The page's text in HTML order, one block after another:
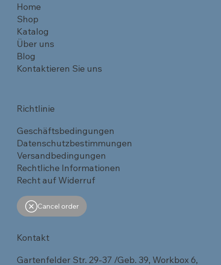
Home
Shop
Katalog
Über uns
Blog
Kontaktieren Sie uns
Richtlinie
Geschäftsbedingungen
Datenschutzbestimmungen
Versandbedingungen
Rechtliche Informationen
Recht auf Widerruf
Cancel order
Kontakt
Gartenfelder Str. 29-37 /Geb. 39, Workbox 6,